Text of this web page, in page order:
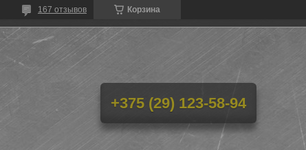
Корзина
167 отзывов
+375 (29) 123-58-94